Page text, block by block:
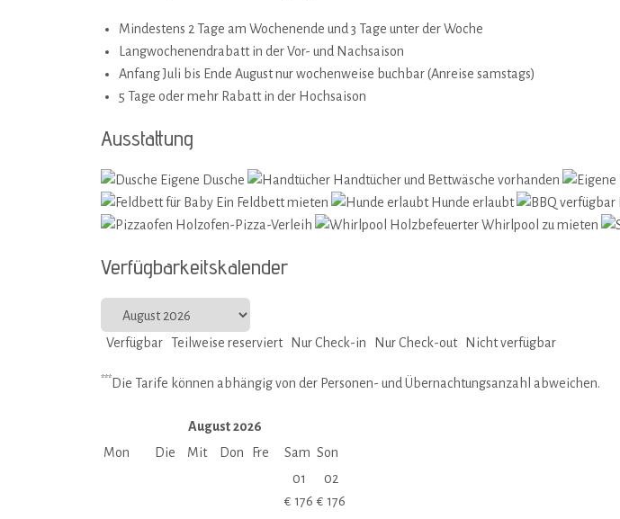
Mindestens 2 Tage am Wochenende und 3 Tage unter der Woche
Langwochenendrabatt in der Vor- und Nachsaison
Anfang Juli bis Ende August nur wochenweise buchbar (Anreise samstags)
5 Tage oder mehr Rabatt in der Hochsaison
Ausstattung
Eigene Dusche Handtücher und Bettwäsche vorhanden
Ein Feldbett mieten
Hunde erlaubt
Holzofen-Pizza-Verleih
Holzbefeuerter Whirlpool zu mieten
Verfügbarkeitskalender
Verfügbar Teilweise reserviert Nur Check-in Nur Check-out Nicht verfügbar
*** Die Tarife können abhängig von der Personen- und Übernachtungsanzahl abweichen.
August 2026
Mon
Die Mit Don Fre Sam Son
01
€ 176
02
€ 176